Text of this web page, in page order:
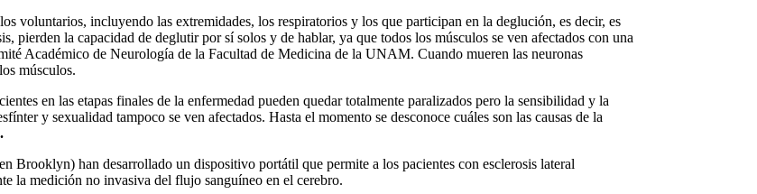
voluntarios, incluyendo las extremidades, los respiratorios y los que participan en la deglución, es decir, es
pierden la capacidad de deglutir por sí solos y de hablar, ya que todos los músculos se ven afectados con una
Académico de Neurología de la Facultad de Medicina de la UNAM. Cuando mueren las neuronas
músculos.
en las etapas finales de la enfermedad pueden quedar totalmente paralizados pero la sensibilidad y la
y sexualidad tampoco se ven afectados. Hasta el momento se desconoce cuáles son las causas de la
Brooklyn) han desarrollado un dispositivo portátil que permite a los pacientes con esclerosis lateral
la medición no invasiva del flujo sanguíneo en el cerebro.